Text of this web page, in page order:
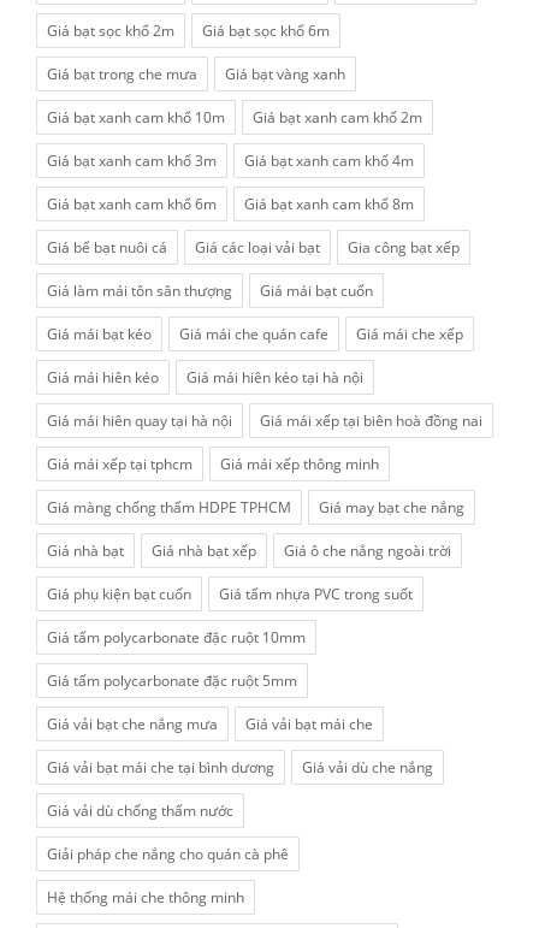
Giá bạt sọc khổ 2m Giá bạt sọc khổ 6m
Giá bạt trong che mưa Giá bạt vàng xanh
Giá bạt xanh cam khổ 10m Giá bạt xanh cam khổ 2m
Giá bạt xanh cam khổ 3m Giá bạt xanh cam khổ 4m
Giá bạt xanh cam khổ 6m Giá bạt xanh cam khổ 8m
Giá bể bạt nuôi cá Giá các loại vải bạt Gia công bạt xếp
Giá làm mái tôn sân thượng Giá mái bạt cuốn
Giá mái bạt kéo Giá mái che quán cafe Giá mái che xếp
Giá mái hiên kéo Giá mái hiên kéo tại hà nội
Giá mái hiên quay tại hà nội Giá mái xếp tại biên hoà đồng nai
Giá mái xếp tại tphcm Giá mái xếp thông minh
Giá màng chống thấm HDPE TPHCM Giá may bạt che nắng
Giá nhà bạt Giá nhà bạt xếp Giá ô che nắng ngoài trời
Giá phụ kiện bạt cuốn Giá tấm nhựa PVC trong suốt
Giá tấm polycarbonate đặc ruột 10mm
Giá tấm polycarbonate đặc ruột 5mm
Giá vải bạt che nắng mưa Giá vải bạt mái che
Giá vải bạt mái che tại bình dương Giá vải dù che nắng
Giá vải dù chống thấm nước
Giải pháp che nắng cho quán cà phê
Hệ thống mái che thông minh